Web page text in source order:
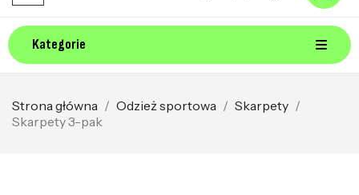
Kategorie
Strona główna Odzież sportowa
Skarpety
Skarpety 3-pak